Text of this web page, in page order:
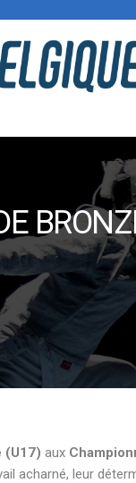
(U17) aux
acharné, leur